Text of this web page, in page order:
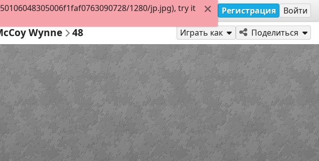
Регистрация Войти
Wynne 48 Играть как Поделиться
1280/jp.jpg), try it